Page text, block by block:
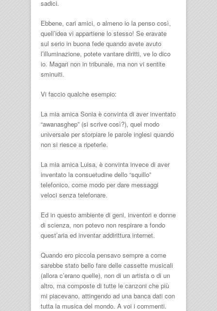
sadici.
Ebbene, cari amici, o almeno io la penso così,
quell’idea vi appartiene lo stesso! Se eravate
sul serio in buona fede quando avete avuto
l’illuminazione, potete vantare diritti, ve lo dico
io. Magari non in tribunale, ma non vi sentite
sminuiti.
Vi faccio qualche esempio:
La mia amica Sonia è convinta di aver inventato
“awanasghep” (si scrive così?), quel modo
universale per storpiare le parole inglesi quando
non si riesce a ripeterle.
La mia amica Luisa, è convinta invece di aver
inventato la consuetudine dello “squillo”
telefonico, come modo per dare messaggi
veloci senza telefonare.
Ed in questo ambiente di geni, inventori e donne
di scienza, non potevo non respirare a fondo
quest’aria ed inventar addirittura internet.
Quando ero piccola pensavo sempre a come
sarebbe stato bello fare delle cassette musicali
(allora c’erano quelle), non di un artista o di un
altro, ma composte di tutte le canzoni che più
mi piacevano, attingendo ad una banca dati con
tutta la musica del mondo. A voi i commenti.